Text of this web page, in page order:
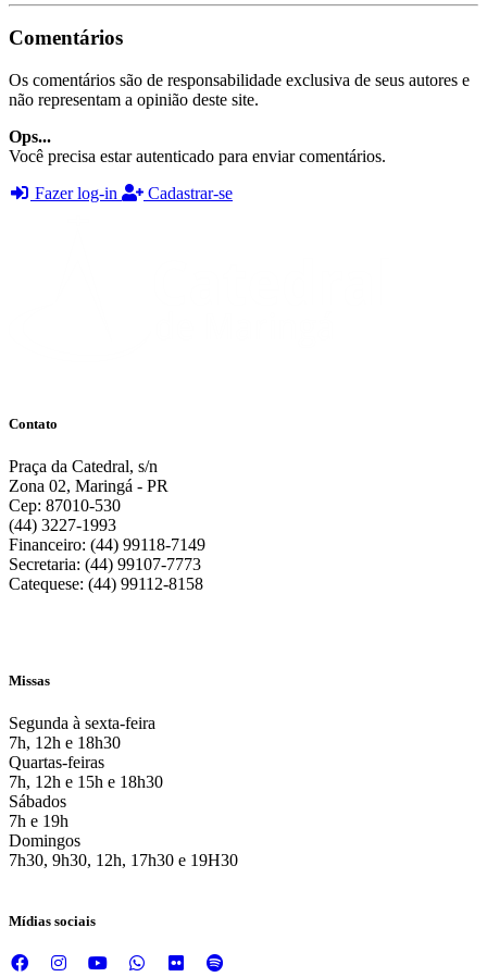
Comentários
Os comentários são de responsabilidade exclusiva de seus autores e
não representam a opinião deste site.
Ops...
Você precisa estar autenticado para enviar comentários.
Fazer log-in
Cadastrar-se
Contato
Praça da Catedral, s/n
Zona 02, Maringá - PR
Cep: 87010-530
(44) 3227-1993
Financeiro: (44) 99118-7149
Secretaria: (44) 99107-7773
Catequese: (44) 99112-8158
Missas
Segunda à sexta-feira
7h, 12h e 18h30
Quartas-feiras
7h, 12h e 15h e 18h30
Sábados
7h e 19h
Domingos
7h30, 9h30, 12h, 17h30 e 19H30
Mídias sociais